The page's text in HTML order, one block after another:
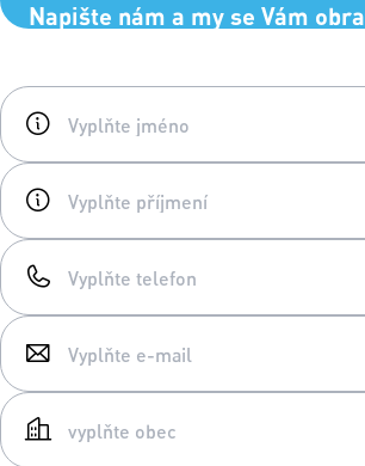
Napište nám a my se Vám